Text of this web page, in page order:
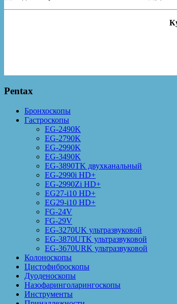
Pentax
Бронхоскопы
Гастроскопы
EG-2490K
EG-2790K
EG-2990K
EG-3490K
EG-3890TK двухканальный
EG-2990i HD+
EG-2990Zi HD+
EG27-i10 HD+
EG29-i10 HD+
FG-24V
FG-29V
EG-3270UK ультразвуковой
EG-3870UTK ультразвуковой
EG-3670URK ультразвуковой
Колоноскопы
Цистофиброскопы
Дуоденоскопы
Назофаринголарингоскопы
Инструменты